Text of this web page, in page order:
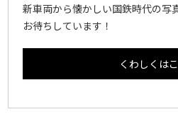
新車両から懐かしい国鉄時代の写
お待ちしています！
くわしくは